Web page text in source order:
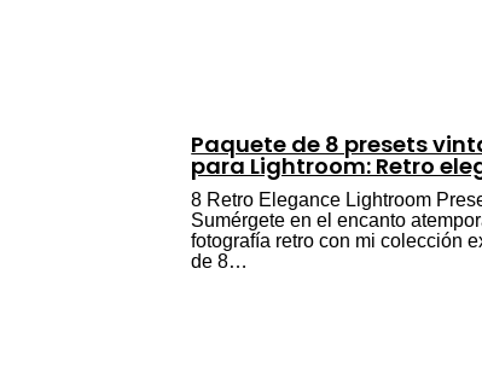
Paquete de 8 presets
para Lightroom: Retro
8 Retro Elegance Lightroom
Sumérgete en el encanto
fotografía retro con mi colección
de 8…